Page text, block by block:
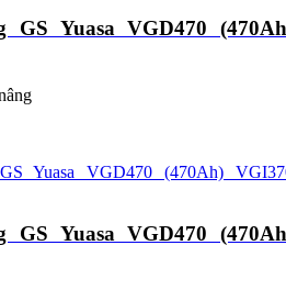
GS Yuasa VGD470
GS Yuasa VGD470